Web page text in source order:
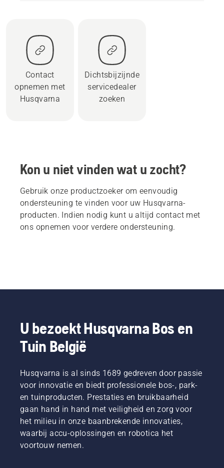
Contact
opnemen met
Husqvarna
Dichtsbijzijnde
servicedealer
zoeken
Kon u niet vinden wat u zocht?
Gebruik onze productzoeker om eenvoudig
ondersteuning te vinden voor uw Husqvarna-
producten. Indien nodig kunt u altijd contact met
ons opnemen voor verdere ondersteuning.
U bezoekt Husqvarna Bos en
Tuin België
Husqvarna is al sinds 1689 gedreven door passie
voor innovatie en biedt professionele bos-, park-
en tuinproducten. Prestaties en bruikbaarheid
gaan hand in hand met veiligheid en zorg voor
het milieu in onze baanbrekende innovaties,
waarbij accu-oplossingen en robotica het
voortouw nemen.